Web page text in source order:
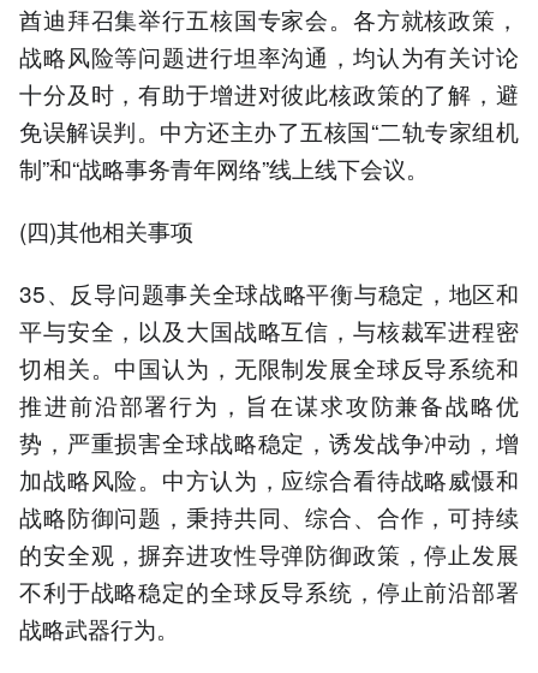
酋迪拜召集举行五核国专家会。各方就核政策，
战略风险等问题进行坦率沟通，均认为有关讨论
十分及时，有助于增进对彼此核政策的了解，避
免误解误判。中方还主办了五核国“二轨专家组机
制”和“战略事务青年网络”线上线下会议。
(四)其他相关事项
35、反导问题事关全球战略平衡与稳定，地区和
平与安全，以及大国战略互信，与核裁军进程密
切相关。中国认为，无限制发展全球反导系统和
推进前沿部署行为，旨在谋求攻防兼备战略优
势，严重损害全球战略稳定，诱发战争冲动，增
加战略风险。中方认为，应综合看待战略威慑和
战略防御问题，秉持共同、综合、合作，可持续
的安全观，摒弃进攻性导弹防御政策，停止发展
不利于战略稳定的全球反导系统，停止前沿部署
战略武器行为。